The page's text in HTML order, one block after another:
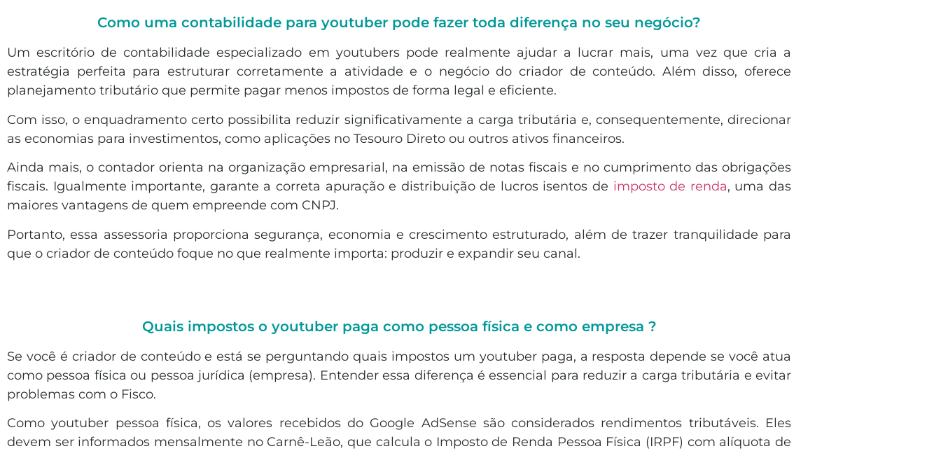
Como uma contabilidade para youtuber pode fazer toda diferença no seu negócio?
Um escritório de contabilidade especializado em youtubers pode realmente ajudar a lucrar mais, uma vez que cria a
estratégia perfeita para estruturar corretamente a atividade e o negócio do criador de conteúdo. Além disso, oferece
planejamento tributário que permite pagar menos impostos de forma legal e eficiente.
Com isso, o enquadramento certo possibilita reduzir significativamente a carga tributária e, consequentemente, direcionar
as economias para investimentos, como aplicações no Tesouro Direto ou outros ativos financeiros.
Ainda mais, o contador orienta na organização empresarial, na emissão de notas fiscais e no cumprimento das obrigações
fiscais. Igualmente importante, garante a correta apuração e distribuição de lucros isentos de imposto de renda, uma das
maiores vantagens de quem empreende com CNPJ.
Portanto, essa assessoria proporciona segurança, economia e crescimento estruturado, além de trazer tranquilidade para
que o criador de conteúdo foque no que realmente importa: produzir e expandir seu canal.
Quais impostos o youtuber paga como pessoa física e como empresa ?
Se você é criador de conteúdo e está se perguntando quais impostos um youtuber paga, a resposta depende se você atua
como pessoa física ou pessoa jurídica (empresa). Entender essa diferença é essencial para reduzir a carga tributária e evitar
problemas com o Fisco.
Como youtuber pessoa física, os valores recebidos do Google AdSense são considerados rendimentos tributáveis. Eles
devem ser informados mensalmente no Carnê-Leão, que calcula o Imposto de Renda Pessoa Física (IRPF) com alíquota de